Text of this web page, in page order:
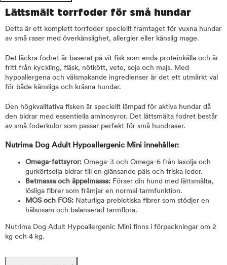
Lättsmält torrfoder för små hundar
Detta är ett komplett torrfoder speciellt framtaget för vuxna hundar
av små raser med överkänslighet, allergier eller känslig mage.
Det läckra fodret är baserat på vit fisk som enda proteinkälla och är
fritt från kyckling, fläsk, nötkött, vete, soja och majs. Med
hypoallergena och välsmakande ingredienser är det ett utmärkt val
för både känsliga och kräsna hundar.
Den högkvalitativa fisken är speciellt lämpad för aktiva hundar då
den bidrar med essentiella aminosyror. Det lättsmälta fodret består
av små foderkulor som passar perfekt för små hundraser.
Nutrima Dog Adult Hypoallergenic Mini innehåller:
Omega-fettsyror: Omega-3 och Omega-6 från laxolja och
gurkörtsolja bidrar till en glänsande päls och friska leder.
Betmassa och äppelmassa: Förser din hund med lättsmälta,
lösliga fibrer som främjar en normal tarmfunktion.
MOS och FOS: Naturliga prebiotiska fibrer som stödjer en
hälsosam och balanserad tarmflora.
Nutrima Dog Adult Hypoallergenic Mini finns i förpackningar om 2
kg och 4 kg.